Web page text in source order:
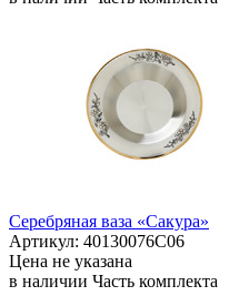
Серебряная ваза «Сакура»
Артикул: 40130076С06
Цена не указана
в наличии Часть комплекта